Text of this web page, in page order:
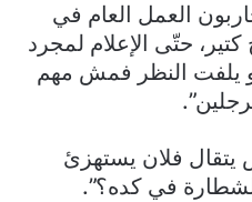
العمل العام في
حتّى الإعلام لمجرد
أو يلفت النظر فمش مهم
فلان يستهزئ
في كده؟”.